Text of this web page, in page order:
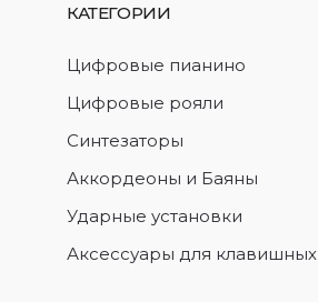
КАТЕГОРИИ
Цифровые пианино
Цифровые рояли
Синтезаторы
Аккордеоны и Баяны
Ударные установки
Аксессуары для клавишных